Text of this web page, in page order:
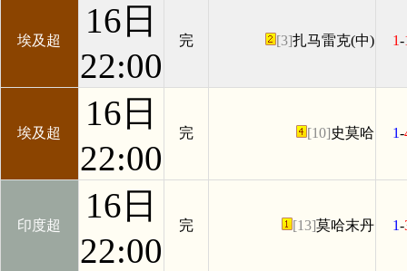
埃及超
16日
22:00
完 [3]扎马雷克(中) 1-
埃及超
16日
22:00
完 [10]史莫哈 1-
印度超
16日
22:00
完 [13]莫哈末丹 1-